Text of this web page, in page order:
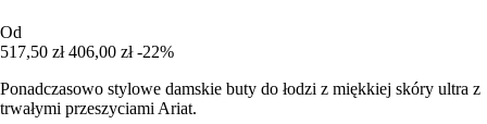
Od
517,50 zł 406,00 zł -22%
Ponadczasowo stylowe damskie buty do łodzi z miękkiej skóry ultra z
trwałymi przeszyciami Ariat.